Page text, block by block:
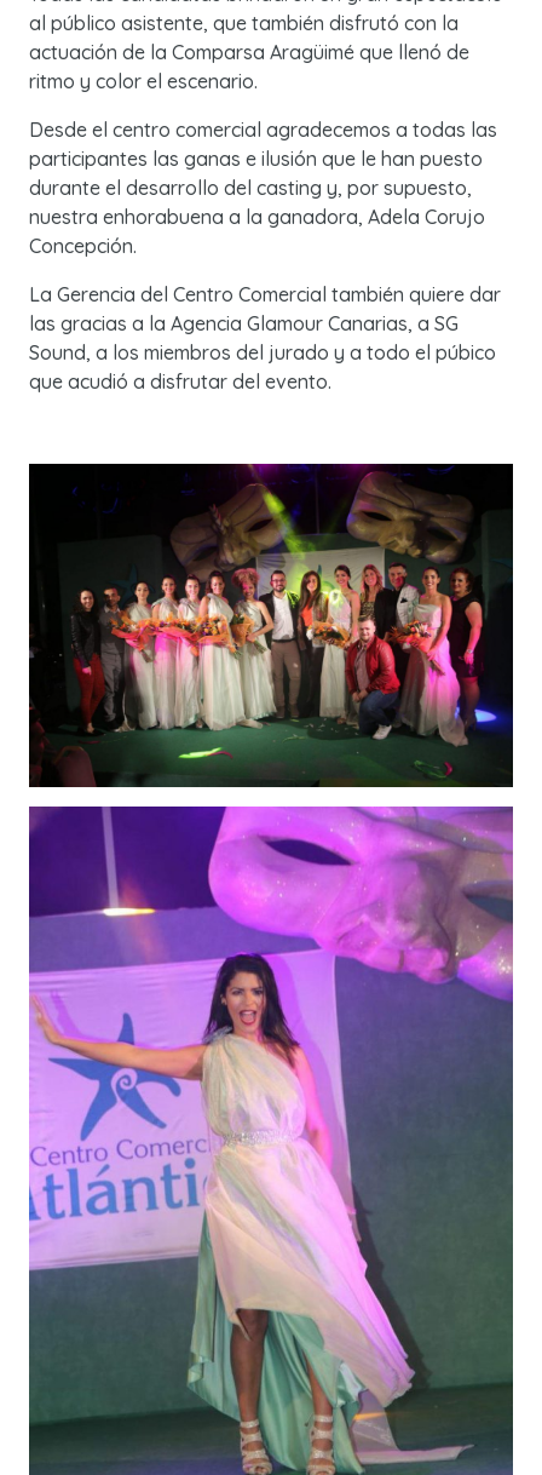
al público asistente, que también disfrutó con la
actuación de la Comparsa Aragüimé que llenó de
ritmo y color el escenario.
Desde el centro comercial agradecemos a todas las
participantes las ganas e ilusión que le han puesto
durante el desarrollo del casting y, por supuesto,
nuestra enhorabuena a la ganadora, Adela Corujo
Concepción.
La Gerencia del Centro Comercial también quiere dar
las gracias a la Agencia Glamour Canarias, a SG
Sound, a los miembros del jurado y a todo el púbico
que acudió a disfrutar del evento.